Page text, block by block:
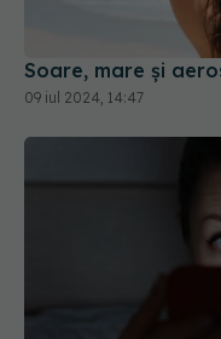
Soare, mare și
09 iul 2024, 14:47